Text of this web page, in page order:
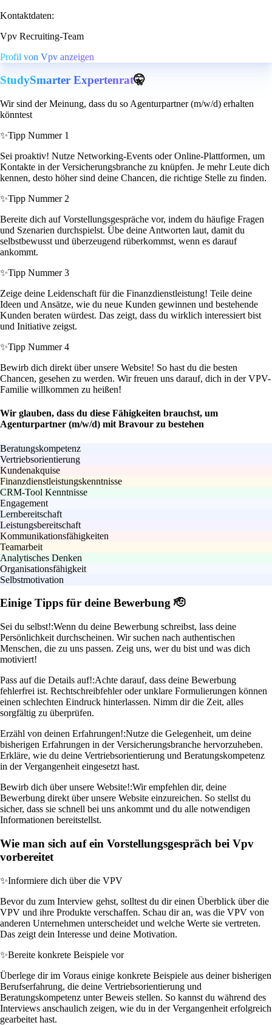
Kontaktdaten:
Vpv Recruiting-Team
Profil von Vpv anzeigen
StudySmarter Expertenrat🤫
Wir sind der Meinung, dass du so Agenturpartner (m/w/d) erhalten
könntest
✨Tipp Nummer 1
Sei proaktiv! Nutze Networking-Events oder Online-Plattformen, um
Kontakte in der Versicherungsbranche zu knüpfen. Je mehr Leute dich
kennen, desto höher sind deine Chancen, die richtige Stelle zu finden.
✨Tipp Nummer 2
Bereite dich auf Vorstellungsgespräche vor, indem du häufige Fragen
und Szenarien durchspielst. Übe deine Antworten laut, damit du
selbstbewusst und überzeugend rüberkommst, wenn es darauf
ankommt.
✨Tipp Nummer 3
Zeige deine Leidenschaft für die Finanzdienstleistung! Teile deine
Ideen und Ansätze, wie du neue Kunden gewinnen und bestehende
Kunden beraten würdest. Das zeigt, dass du wirklich interessiert bist
und Initiative zeigst.
✨Tipp Nummer 4
Bewirb dich direkt über unsere Website! So hast du die besten
Chancen, gesehen zu werden. Wir freuen uns darauf, dich in der VPV-
Familie willkommen zu heißen!
Wir glauben, dass du diese Fähigkeiten brauchst, um
Agenturpartner (m/w/d) mit Bravour zu bestehen
Beratungskompetenz
Vertriebsorientierung
Kundenakquise
Finanzdienstleistungskenntnisse
CRM-Tool Kenntnisse
Engagement
Lernbereitschaft
Leistungsbereitschaft
Kommunikationsfähigkeiten
Teamarbeit
Analytisches Denken
Organisationsfähigkeit
Selbstmotivation
Einige Tipps für deine Bewerbung 🫡
Sei du selbst!:Wenn du deine Bewerbung schreibst, lass deine
Persönlichkeit durchscheinen. Wir suchen nach authentischen
Menschen, die zu uns passen. Zeig uns, wer du bist und was dich
motiviert!
Pass auf die Details auf!:Achte darauf, dass deine Bewerbung
fehlerfrei ist. Rechtschreibfehler oder unklare Formulierungen können
einen schlechten Eindruck hinterlassen. Nimm dir die Zeit, alles
sorgfältig zu überprüfen.
Erzähl von deinen Erfahrungen!:Nutze die Gelegenheit, um deine
bisherigen Erfahrungen in der Versicherungsbranche hervorzuheben.
Erkläre, wie du deine Vertriebsorientierung und Beratungskompetenz
in der Vergangenheit eingesetzt hast.
Bewirb dich über unsere Website!:Wir empfehlen dir, deine
Bewerbung direkt über unsere Website einzureichen. So stellst du
sicher, dass sie schnell bei uns ankommt und du alle notwendigen
Informationen bereitstellst.
Wie man sich auf ein Vorstellungsgespräch bei Vpv
vorbereitet
✨Informiere dich über die VPV
Bevor du zum Interview gehst, solltest du dir einen Überblick über die
VPV und ihre Produkte verschaffen. Schau dir an, was die VPV von
anderen Unternehmen unterscheidet und welche Werte sie vertreten.
Das zeigt dein Interesse und deine Motivation.
✨Bereite konkrete Beispiele vor
Überlege dir im Voraus einige konkrete Beispiele aus deiner bisherigen
Berufserfahrung, die deine Vertriebsorientierung und
Beratungskompetenz unter Beweis stellen. So kannst du während des
Interviews anschaulich zeigen, wie du in der Vergangenheit erfolgreich
gearbeitet hast.